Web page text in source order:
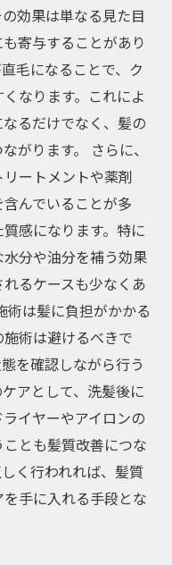
効果は単なる見た目
寄与することがあり
毛になることで、ク
なります。これによ
るだけでなく、髪の
がります。 さらに、
ートメントや薬剤
んでいることが多
感になります。特に
分や油分を補う効果
るケースも少なくあ
術は髪に負担がかかる
術は避けるべきで
を確認しながら行う
アとして、洗髪後に
イヤーやアイロンの
とも髪質改善につな
く行われれば、髪質
手に入れる手段とな